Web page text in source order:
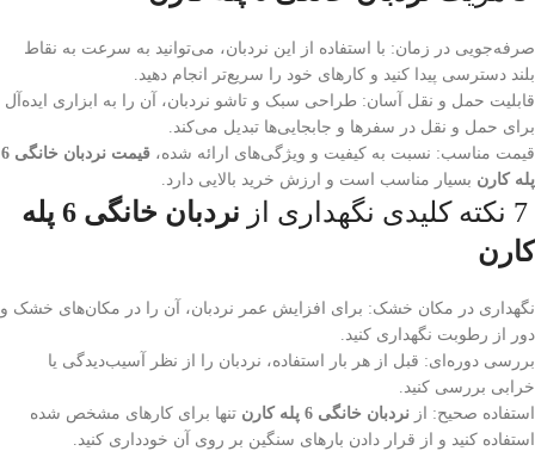
صرفه‌جویی در زمان: با استفاده از این نردبان، می‌توانید به سرعت به نقاط
بلند دسترسی پیدا کنید و کارهای خود را سریع‌تر انجام دهید.
قابلیت حمل و نقل آسان: طراحی سبک و تاشو نردبان، آن را به ابزاری ایده‌آل
برای حمل و نقل در سفرها و جابجایی‌ها تبدیل می‌کند.
قیمت مناسب: نسبت به کیفیت و ویژگی‌های ارائه شده، قیمت
نردبان خانگی 6
پله کارن بسیار مناسب است و ارزش خرید بالایی دارد.
نردبان خانگی 6 پله
کارن
نگهداری در مکان خشک: برای افزایش عمر نردبان، آن را در مکان‌های خشک و
دور از رطوبت نگهداری کنید.
بررسی دوره‌ای: قبل از هر بار استفاده، نردبان را از نظر آسیب‌دیدگی یا
خرابی بررسی کنید.
استفاده صحیح: از نردبان خانگی 6 پله کارن
تنها برای کارهای مشخص شده
استفاده کنید و از قرار دادن بارهای سنگین بر روی آن خودداری کنید.